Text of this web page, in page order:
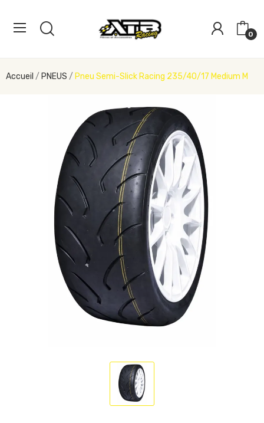
0
Accueil PNEUS Pneu Semi-Slick Racing 235/40/17 Medium M